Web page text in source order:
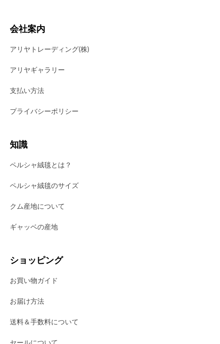
会社案内
アリヤトレーディング(株)
アリヤギャラリー
支払い方法
プライバシーポリシー
知識
ペルシャ絨毯とは？
ペルシャ絨毯のサイズ
クム産地について
ギャッベの産地
ショッピング
お買い物ガイド
お届け方法
送料＆手数料について
セールについて